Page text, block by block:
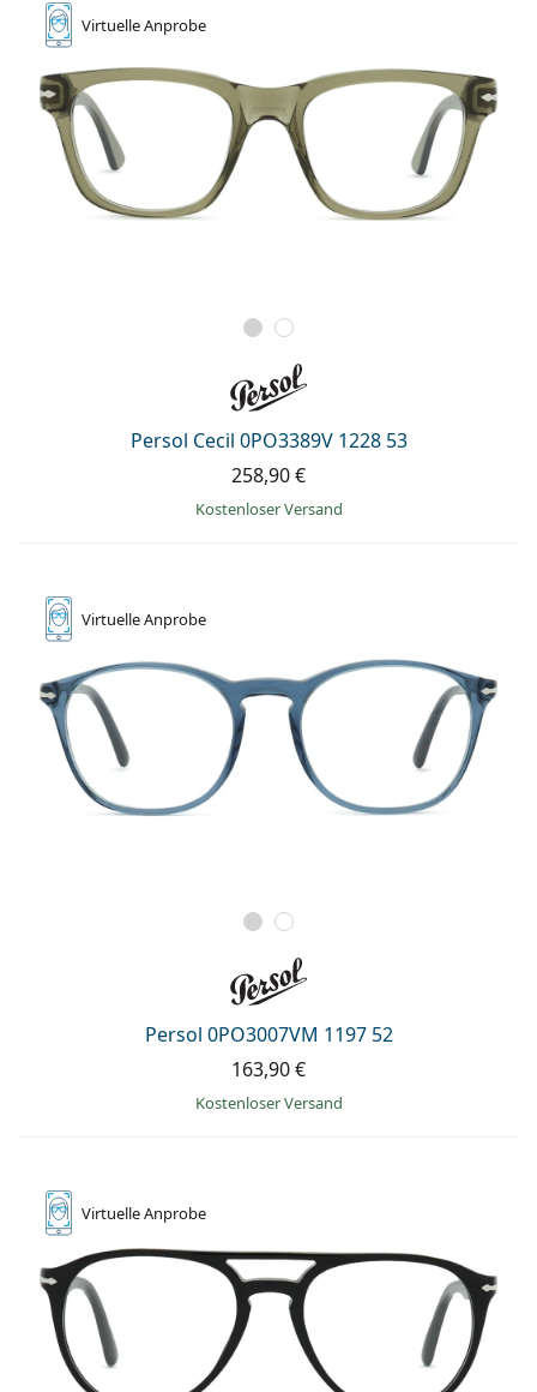
VirtuelleAnprobe
Persol Cecil 0PO3389V 1228 53
258,90 €
Kostenloser Versand
VirtuelleAnprobe
Persol 0PO3007VM 1197 52
163,90 €
Kostenloser Versand
VirtuelleAnprobe